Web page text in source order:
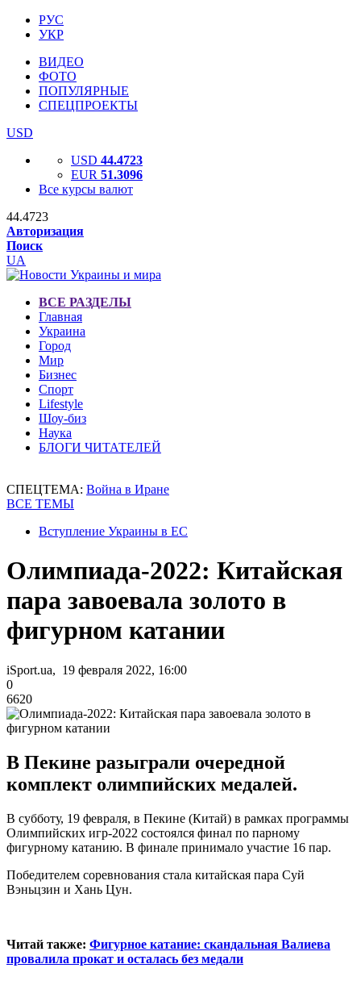
РУС
УКР
ВИДЕО
ФОТО
ПОПУЛЯРНЫЕ
СПЕЦПРОЕКТЫ
USD
USD 44.4723
EUR 51.3096
Все курсы валют
44.4723
Авторизация
Поиск
UA
ВСЕ РАЗДЕЛЫ
Главная
Украина
Город
Мир
Бизнес
Спорт
Lifestyle
Шоу-биз
Наука
БЛОГИ ЧИТАТЕЛЕЙ
СПЕЦТЕМА: Война в Иране
ВСЕ ТЕМЫ
Вступление Украины в ЕС
Олимпиада-2022: Китайская
пара завоевала золото в
фигурном катании
iSport.ua, 19 февраля 2022, 16:00
0
6620
В Пекине разыграли очередной
комплект олимпийских медалей.
В субботу, 19 февраля, в Пекине (Китай) в рамках программы
Олимпийских игр-2022 состоялся финал по парному
фигурному катанию. В финале принимало участие 16 пар.
Победителем соревнования стала китайская пара Суй
Вэньцзин и Хань Цун.
Читай также: Фигурное катание: cкандальная Валиева
провалила прокат и осталась без медали